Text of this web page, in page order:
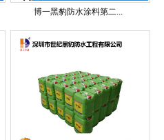
博一黑豹防水涂料第二...